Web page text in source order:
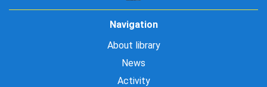
Navigation
About library
News
Activity